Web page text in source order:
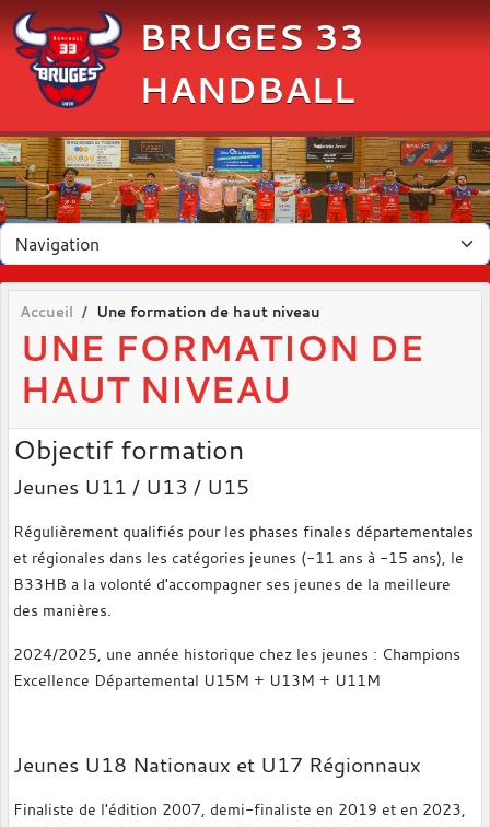
BRUGES 33
HANDBALL
Accueil Une formation de haut niveau
UNE FORMATION DE
HAUT NIVEAU
Objectif formation
Jeunes U11 / U13 / U15
Régulièrement qualifiés pour les phases finales départementales
et régionales dans les catégories jeunes (-11 ans à -15 ans), le
B33HB a la volonté d'accompagner ses jeunes de la meilleure
des manières.
2024/2025, une année historique chez les jeunes : Champions
Excellence Départemental U15M + U13M + U11M
Jeunes U18 Nationaux et U17 Régionnaux
Finaliste de l'édition 2007, demi-finaliste en 2019 et en 2023,
Panneau de gestion des cookies